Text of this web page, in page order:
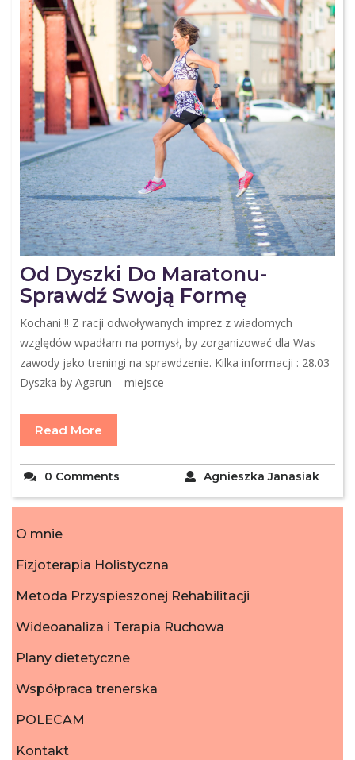
Od Dyszki Do Maratonu-
Sprawdź Swoją Formę
Kochani !! Z racji odwoływanych imprez z wiadomych
względów wpadłam na pomysł, by zorganizować dla Was
zawody jako treningi na sprawdzenie. Kilka informacji : 28.03
Dyszka by Agarun – miejsce
Read More
Agnieszka Janasiak
0 Comments
O mnie
Fizjoterapia Holistyczna
Metoda Przyspieszonej Rehabilitacji
Wideoanaliza i Terapia Ruchowa
Plany dietetyczne
Współpraca trenerska
POLECAM
Kontakt